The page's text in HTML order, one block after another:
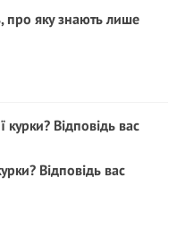
про яку знають лише
Відповідь вас